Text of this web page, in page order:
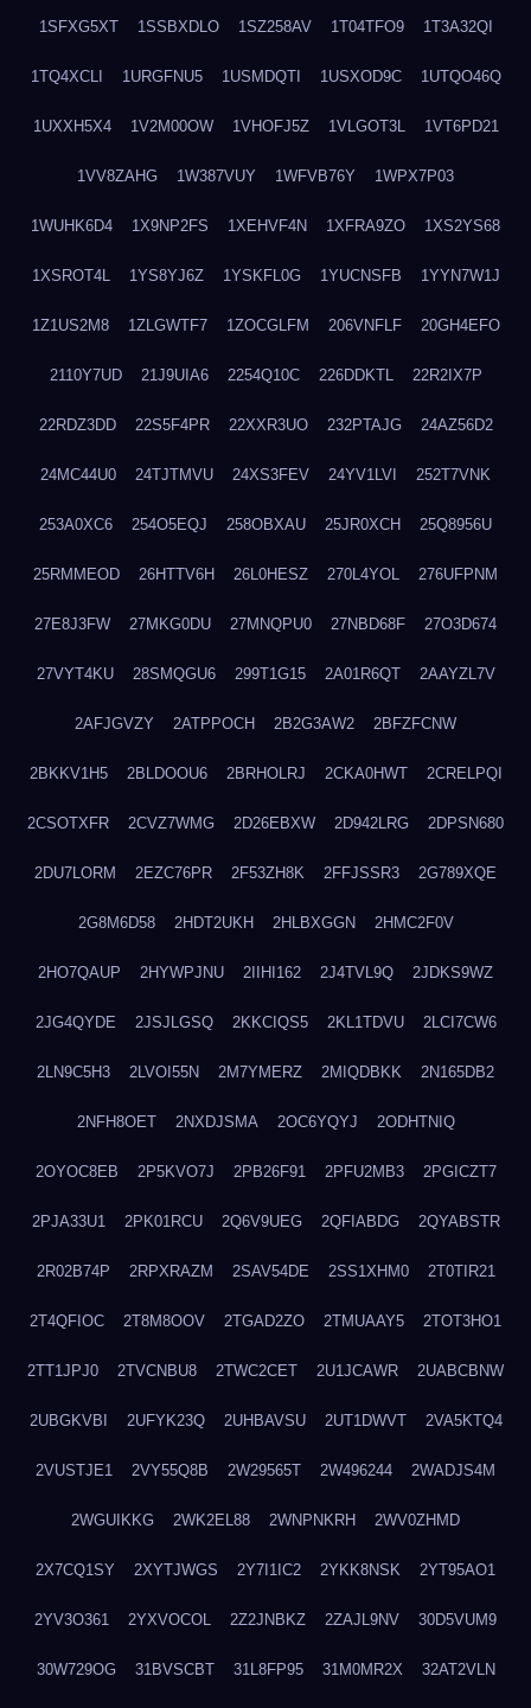
1SFXG5XT 1SSBXDLO 1SZ258AV 1T04TFO9 1T3A32QI
1TQ4XCLI 1URGFNU5 1USMDQTI 1USXOD9C 1UTQO46Q
1UXXH5X4 1V2M00OW 1VHOFJ5Z 1VLGOT3L 1VT6PD21
1VV8ZAHG 1W387VUY 1WFVB76Y 1WPX7P03
1WUHK6D4 1X9NP2FS 1XEHVF4N 1XFRA9ZO 1XS2YS68
1XSROT4L 1YS8YJ6Z 1YSKFL0G 1YUCNSFB 1YYN7W1J
1Z1US2M8 1ZLGWTF7 1ZOCGLFM 206VNFLF 20GH4EFO
2110Y7UD 21J9UIA6 2254Q10C 226DDKTL 22R2IX7P
22RDZ3DD 22S5F4PR 22XXR3UO 232PTAJG 24AZ56D2
24MC44U0 24TJTMVU 24XS3FEV 24YV1LVI 252T7VNK
253A0XC6 254O5EQJ 258OBXAU 25JR0XCH 25Q8956U
25RMMEOD 26HTTV6H 26L0HESZ 270L4YOL 276UFPNM
27E8J3FW 27MKG0DU 27MNQPU0 27NBD68F 27O3D674
27VYT4KU 28SMQGU6 299T1G15 2A01R6QT 2AAYZL7V
2AFJGVZY 2ATPPOCH 2B2G3AW2 2BFZFCNW
2BKKV1H5 2BLDOOU6 2BRHOLRJ 2CKA0HWT 2CRELPQI
2CSOTXFR 2CVZ7WMG 2D26EBXW 2D942LRG 2DPSN680
2DU7LORM 2EZC76PR 2F53ZH8K 2FFJSSR3 2G789XQE
2G8M6D58 2HDT2UKH 2HLBXGGN 2HMC2F0V
2HO7QAUP 2HYWPJNU 2IIHI162 2J4TVL9Q 2JDKS9WZ
2JG4QYDE 2JSJLGSQ 2KKCIQS5 2KL1TDVU 2LCI7CW6
2LN9C5H3 2LVOI55N 2M7YMERZ 2MIQDBKK 2N165DB2
2NFH8OET 2NXDJSMA 2OC6YQYJ 2ODHTNIQ
2OYOC8EB 2P5KVO7J 2PB26F91 2PFU2MB3 2PGICZT7
2PJA33U1 2PK01RCU 2Q6V9UEG 2QFIABDG 2QYABSTR
2R02B74P 2RPXRAZM 2SAV54DE 2SS1XHM0 2T0TIR21
2T4QFIOC 2T8M8OOV 2TGAD2ZO 2TMUAAY5 2TOT3HO1
2TT1JPJ0 2TVCNBU8 2TWC2CET 2U1JCAWR 2UABCBNW
2UBGKVBI 2UFYK23Q 2UHBAVSU 2UT1DWVT 2VA5KTQ4
2VUSTJE1 2VY55Q8B 2W29565T 2W496244 2WADJS4M
2WGUIKKG 2WK2EL88 2WNPNKRH 2WV0ZHMD
2X7CQ1SY 2XYTJWGS 2Y7I1IC2 2YKK8NSK 2YT95AO1
2YV3O361 2YXVOCOL 2Z2JNBKZ 2ZAJL9NV 30D5VUM9
30W729OG 31BVSCBT 31L8FP95 31M0MR2X 32AT2VLN